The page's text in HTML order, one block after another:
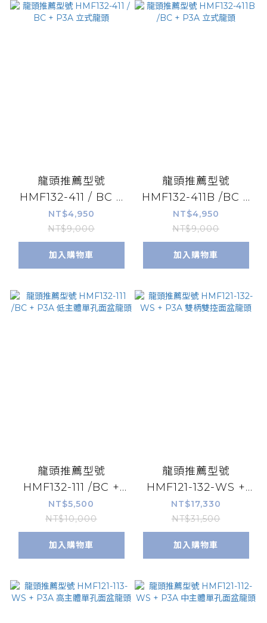
龍頭推薦型號
HMF132-411 / BC +
P3A 立式龍頭
NT$4,950
NT$9,000
加入購物車
龍頭推薦型號
HMF132-411B /BC +
P3A 立式龍頭
NT$4,950
NT$9,000
加入購物車
龍頭推薦型號
HMF132-111 /BC +
P3A 低主體單孔面盆
龍頭
NT$5,500
NT$10,000
加入購物車
龍頭推薦型號
HMF121-132-WS +
P3A 雙柄雙控面盆龍
頭
NT$17,330
NT$31,500
加入購物車